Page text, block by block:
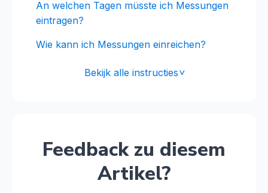
An welchen Tagen müsste ich Messungen
eintragen?
Wie kann ich Messungen einreichen?
Bekijk alle instructies<
Feedback zu diesem
Artikel?